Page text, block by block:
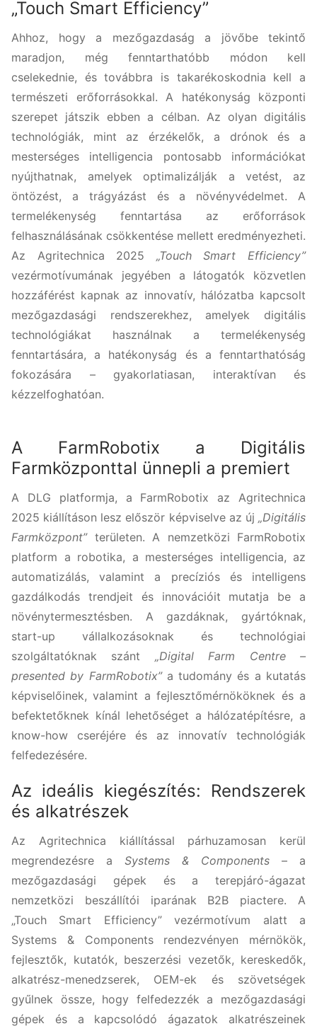
„Touch Smart Efficiency”
Ahhoz, hogy a mezőgazdaság a jövőbe tekintő
maradjon, még fenntarthatóbb módon kell
cselekednie, és továbbra is takarékoskodnia kell a
természeti erőforrásokkal. A hatékonyság központi
szerepet játszik ebben a célban. Az olyan digitális
technológiák, mint az érzékelők, a drónok és a
mesterséges intelligencia pontosabb információkat
nyújthatnak, amelyek optimalizálják a vetést, az
öntözést, a trágyázást és a növényvédelmet. A
termelékenység fenntartása az erőforrások
felhasználásának csökkentése mellett eredményezheti.
Az Agritechnica 2025 „Touch Smart Efficiency”
vezérmotívumának jegyében a látogatók közvetlen
hozzáférést kapnak az innovatív, hálózatba kapcsolt
mezőgazdasági rendszerekhez, amelyek digitális
technológiákat használnak a termelékenység
fenntartására, a hatékonyság és a fenntarthatóság
fokozására – gyakorlatiasan, interaktívan és
kézzelfoghatóan.
A FarmRobotix a Digitális
Farmközponttal ünnepli a premiert
A DLG platformja, a FarmRobotix az Agritechnica
2025 kiállításon lesz először képviselve az új „Digitális
Farmközpont”területen. A nemzetközi FarmRobotix
platform a robotika, a mesterséges intelligencia, az
automatizálás, valamint a precíziós és intelligens
gazdálkodás trendjeit és innovációit mutatja be a
növénytermesztésben. A gazdáknak, gyártóknak,
start-up vállalkozásoknak és technológiai
szolgáltatóknak szánt „Digital Farm Centre –
presented by FarmRobotix” a tudomány és a kutatás
képviselőinek, valamint a fejlesztőmérnököknek és a
befektetőknek kínál lehetőséget a hálózatépítésre, a
know-how cseréjére és az innovatív technológiák
felfedezésére.
Az ideális kiegészítés: Rendszerek
és alkatrészek
Az Agritechnica kiállítással párhuzamosan kerül
megrendezésre a Systems & Components – a
mezőgazdasági gépek és a terepjáró-ágazat
nemzetközi beszállítói iparának B2B piactere. A
„Touch Smart Efficiency” vezérmotívum alatt a
Systems & Components rendezvényen mérnökök,
fejlesztők, kutatók, beszerzési vezetők, kereskedők,
alkatrész-menedzserek, OEM-ek és szövetségek
gyűlnek össze, hogy felfedezzék a mezőgazdasági
gépek és a kapcsolódó ágazatok alkatrészeinek